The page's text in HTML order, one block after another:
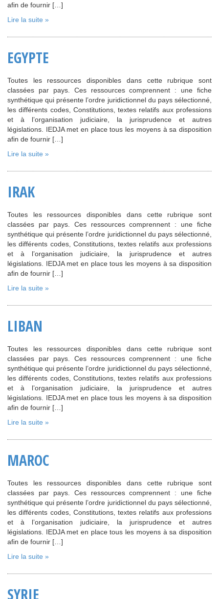
afin de fournir […]
Lire la suite »
EGYPTE
Toutes les ressources disponibles dans cette rubrique sont
classées par pays. Ces ressources comprennent : une fiche
synthétique qui présente l’ordre juridictionnel du pays sélectionné,
les différents codes, Constitutions, textes relatifs aux professions
et à l’organisation judiciaire, la jurisprudence et autres
législations. IEDJA met en place tous les moyens à sa disposition
afin de fournir […]
Lire la suite »
IRAK
Toutes les ressources disponibles dans cette rubrique sont
classées par pays. Ces ressources comprennent : une fiche
synthétique qui présente l’ordre juridictionnel du pays sélectionné,
les différents codes, Constitutions, textes relatifs aux professions
et à l’organisation judiciaire, la jurisprudence et autres
législations. IEDJA met en place tous les moyens à sa disposition
afin de fournir […]
Lire la suite »
LIBAN
Toutes les ressources disponibles dans cette rubrique sont
classées par pays. Ces ressources comprennent : une fiche
synthétique qui présente l’ordre juridictionnel du pays sélectionné,
les différents codes, Constitutions, textes relatifs aux professions
et à l’organisation judiciaire, la jurisprudence et autres
législations. IEDJA met en place tous les moyens à sa disposition
afin de fournir […]
Lire la suite »
MAROC
Toutes les ressources disponibles dans cette rubrique sont
classées par pays. Ces ressources comprennent : une fiche
synthétique qui présente l’ordre juridictionnel du pays sélectionné,
les différents codes, Constitutions, textes relatifs aux professions
et à l’organisation judiciaire, la jurisprudence et autres
législations. IEDJA met en place tous les moyens à sa disposition
afin de fournir […]
Lire la suite »
SYRIE